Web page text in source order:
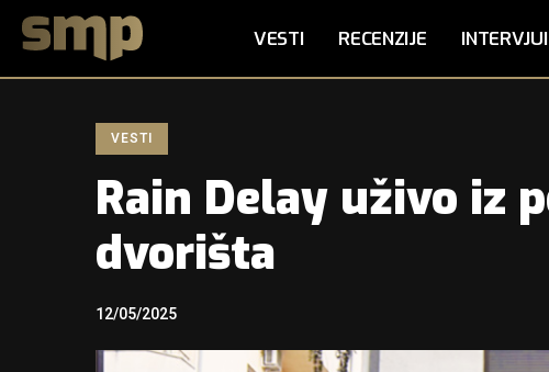
VESTI RECENZIJE INTERVJUI
VESTI
Rain Delay uživo iz
dvorišta
12/05/2025